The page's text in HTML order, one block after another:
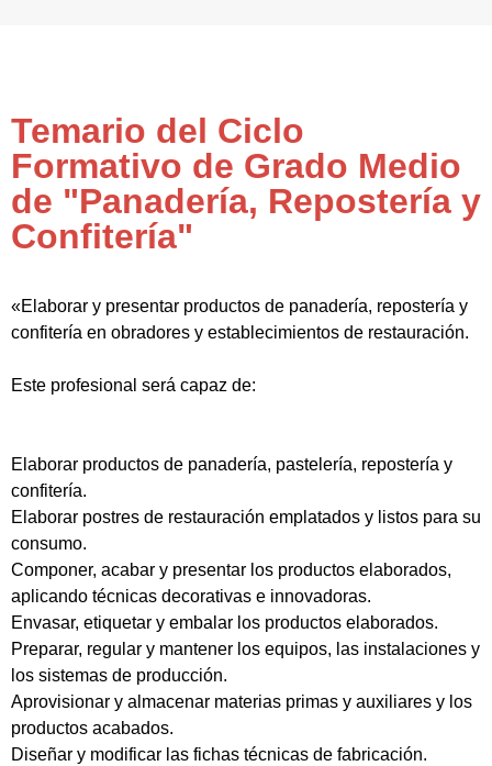
Temario del Ciclo
Formativo de Grado Medio
de "Panadería, Repostería y
Confitería"
«Elaborar y presentar productos de panadería, repostería y
confitería en obradores y establecimientos de restauración.
Este profesional será capaz de:
Elaborar productos de panadería, pastelería, repostería y
confitería.
Elaborar postres de restauración emplatados y listos para su
consumo.
Componer, acabar y presentar los productos elaborados,
aplicando técnicas decorativas e innovadoras.
Envasar, etiquetar y embalar los productos elaborados.
Preparar, regular y mantener los equipos, las instalaciones y
los sistemas de producción.
Aprovisionar y almacenar materias primas y auxiliares y los
productos acabados.
Diseñar y modificar las fichas técnicas de fabricación.